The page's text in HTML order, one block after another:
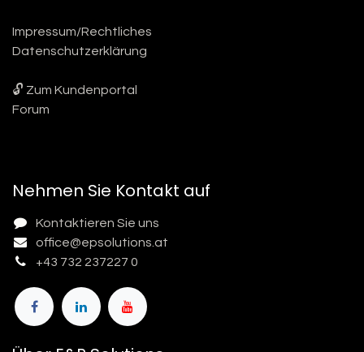
Impressum/Rechtliches
Datenschutzerklärung
🔓 Zum Kundenportal
Forum
Nehmen Sie Kontakt auf
Kontaktieren Sie uns
office@epsolutions.at
+43 732 237227 0